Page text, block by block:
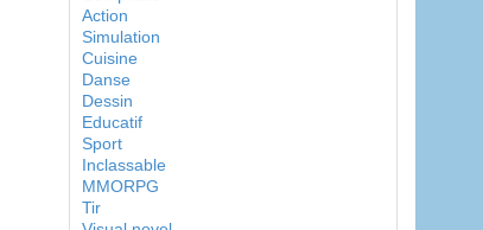
Action
Simulation
Cuisine
Danse
Dessin
Educatif
Sport
Inclassable
MMORPG
Tir